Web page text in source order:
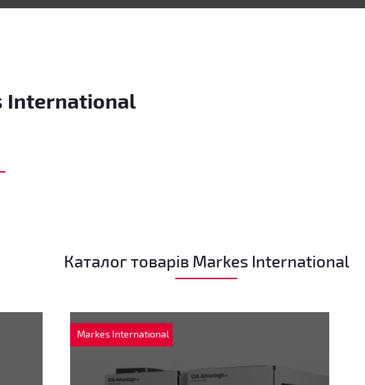
International
Каталог товарів Markes International
Markes International